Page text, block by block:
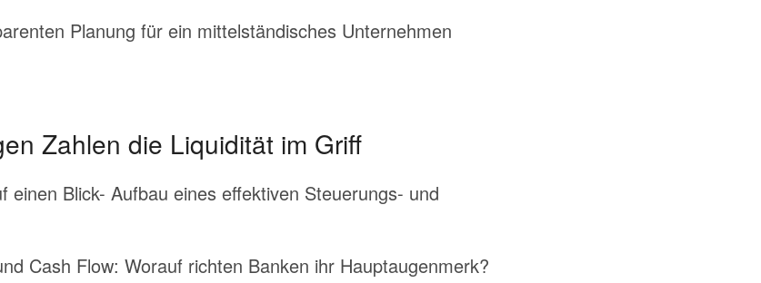
Planung für ein mittelständisches Unternehmen
Zahlen die Liquidität im Griff
einen Blick- Aufbau eines effektiven Steuerungs- und
Cash Flow: Worauf richten Banken ihr Hauptaugenmerk?